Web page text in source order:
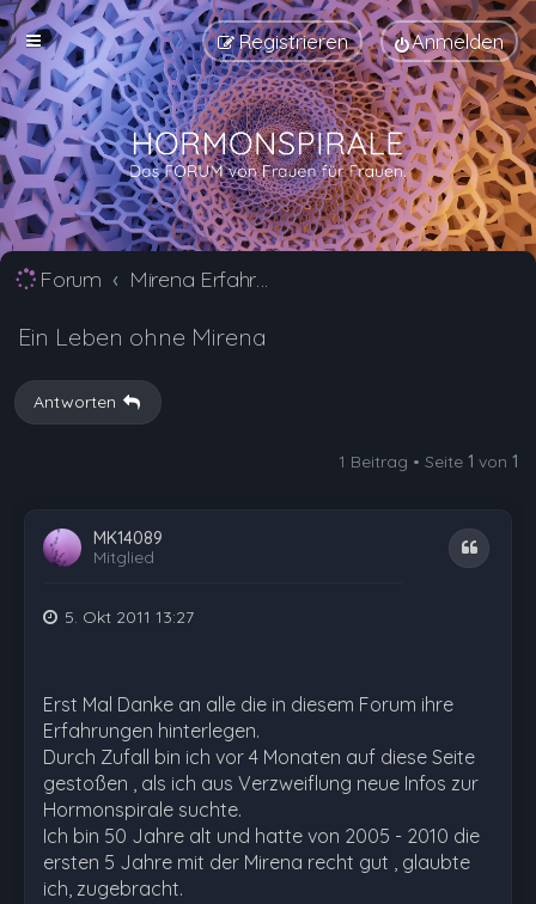
Anmelden
Registrieren
Forum Mirena Erfahrungsberichte und Nebenwirkungen
Ein Leben ohne Mirena
Antworten
1 Beitrag • Seite 1 von 1
MK14089
Mitglied
Zitat
5. Okt 2011 13:27
Erst Mal Danke an alle die in diesem Forum ihre
Erfahrungen hinterlegen.
Durch Zufall bin ich vor 4 Monaten auf diese Seite
gestoßen , als ich aus Verzweiflung neue Infos zur
Hormonspirale suchte.
Ich bin 50 Jahre alt und hatte von 2005 - 2010 die
ersten 5 Jahre mit der Mirena recht gut , glaubte
ich, zugebracht.